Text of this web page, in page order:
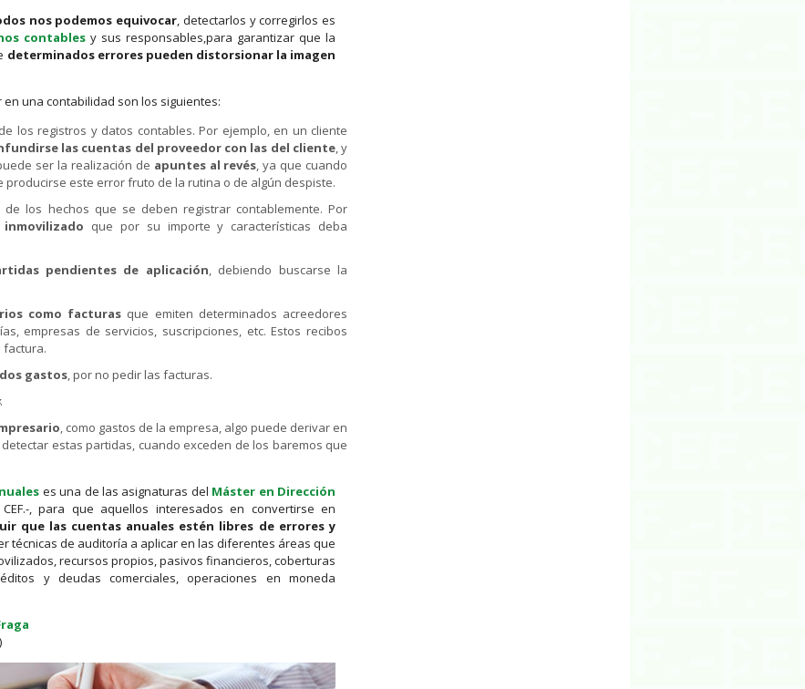
nos podemos equivocar , detectarlos y corregirlos es
contables y sus responsables,para garantizar que la
determinados errores pueden distorsionar la imagen
una contabilidad son los siguientes:
los registros y datos contables. Por ejemplo, en un cliente
las cuentas del proveedor con las del cliente, y
ser la realización de apuntes al revés , ya que cuando
este error fruto de la rutina o de algún despiste.
los hechos que se deben registrar contablemente. Por
inmovilizado que por su importe y características deba
pendientes de aplicación , debiendo buscarse la
como facturas que emiten determinados acreedores
empresas de servicios, suscripciones, etc. Estos recibos
factura.
gastos , por no pedir las facturas.
.
, como gastos de la empresa, algo puede derivar en
estas partidas, cuando exceden de los baremos que
es una de las asignaturas del Máster en Dirección
, para que aquellos interesados en convertirse en
que las cuentas anuales estén libres de errores y
técnicas de auditoría a aplicar en las diferentes áreas que
recursos propios, pasivos financieros, coberturas
y deudas comerciales, operaciones en moneda